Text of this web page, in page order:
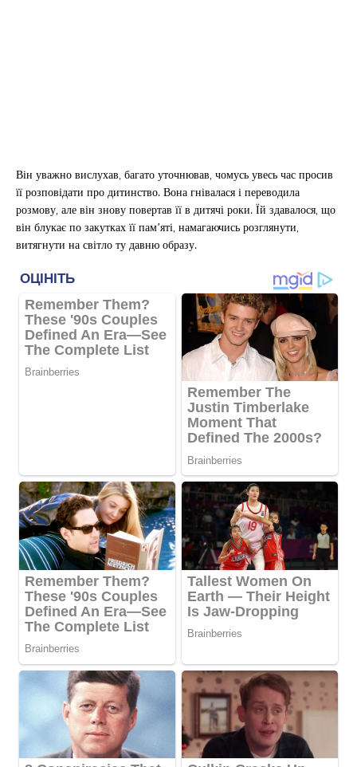
Він уважно вислухав, багато уточнював, чомусь увесь час просив
її розповідати про дитинство. Вона гнівалася і переводила
розмову, але він знову повертав її в дитячі роки. Їй здавалося, що
він блукає по закутках її пам’яті, намагаючись розглянути,
витягнути на світло ту давню образу.